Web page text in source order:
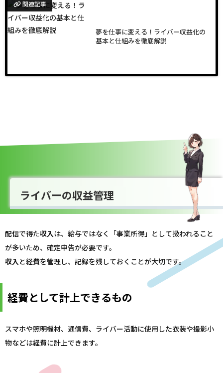
関連記事
夢を仕事に変える！ライバー収益化の
基本と仕組みを徹底解説
ライバーの収益管理
配信で得た収入は、給与ではなく「事業所得」として扱われること
が多いため、確定申告が必要です。
収入と経費を管理し、記録を残しておくことが大切です。
経費として計上できるもの
スマホや照明機材、通信費、ライバー活動に使用した衣装や撮影小
物などは経費に計上できます。